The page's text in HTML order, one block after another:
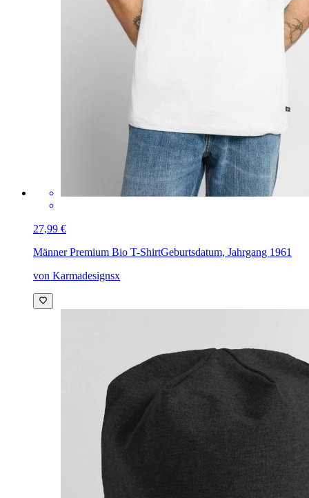
27,99 €
Männer Premium Bio T-ShirtGeburtsdatum, Jahrgang 1961
von Karmadesignsx